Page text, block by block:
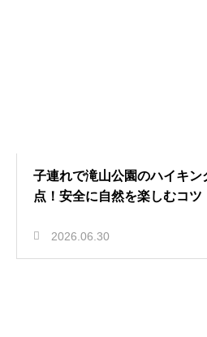
子連れで滝山公園のハイキン
点！安全に自然を楽しむコツ
2026.06.30